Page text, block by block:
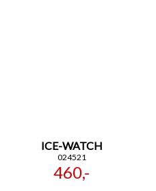
ICE-WATCH
024521
460,-